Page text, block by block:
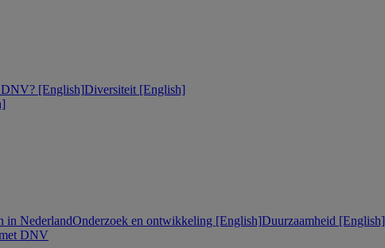
[English]Diversiteit [English]
in NederlandOnderzoek en ontwikkeling [English]Duurzaamheid [English]
DNV